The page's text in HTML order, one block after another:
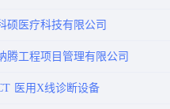
硕医疗科技有限公司
腾工程项目管理有限公司
医用X线诊断设备